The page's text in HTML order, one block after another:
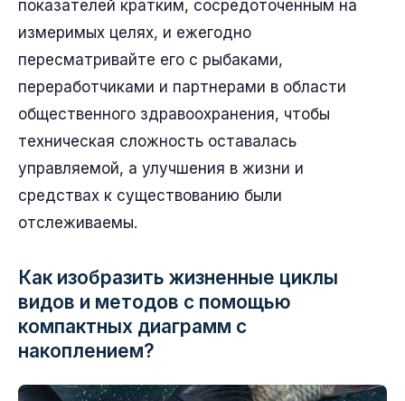
показателей кратким, сосредоточенным на
измеримых целях, и ежегодно
пересматривайте его с рыбаками,
переработчиками и партнерами в области
общественного здравоохранения, чтобы
техническая сложность оставалась
управляемой, а улучшения в жизни и
средствах к существованию были
отслеживаемы.
Как изобразить жизненные циклы
видов и методов с помощью
компактных диаграмм с
накоплением?